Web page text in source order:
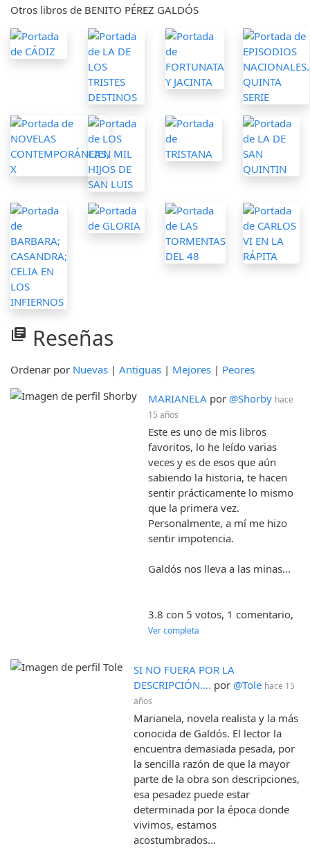
Otros libros de BENITO PÉREZ GALDÓS
library_books Reseñas
Ordenar por Nuevas | Antiguas | Mejores | Peores
MARIANELA por @Shorby hace
15 años
Este es uno de mis libros
favoritos, lo he leído varias
veces y es de esos que aún
sabiendo la historia, te hacen
sentir prácticamente lo mismo
que la primera vez.
Personalmente, a mí me hizo
sentir impotencia.
Galdós nos lleva a las minas...
3.8 con 5 votos, 1 comentario,
Ver completa
SI NO FUERA POR LA
DESCRIPCIÓN.... por @Tole hace 15
años
Marianela, novela realista y la más
conocida de Galdós. El lector la
encuentra demasiada pesada, por
la sencilla razón de que la mayor
parte de la obra son descripciones,
esa pesadez puede estar
determinada por la época donde
vivimos, estamos
acostumbrados...